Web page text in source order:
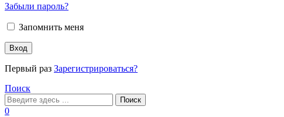
Забыли пароль?
Запомнить меня
Вход
Первый раз Зарегистрироваться?
Поиск
Поиск
0